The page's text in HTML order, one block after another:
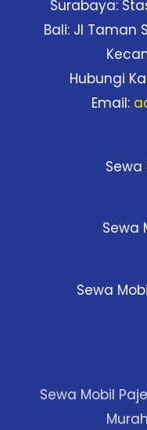
Surabaya:
Bali: Jl Taman
Hubungi
Email:
Sewa
Sewa
Sewa
Sewa Mobil